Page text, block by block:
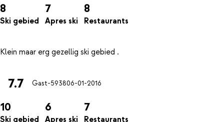
8
Ski gebied
7
Apres ski
8
Restaurants
7.7 Gast-593806-01-2016
10
Ski gebied
6
Apres ski
7
Restaurants